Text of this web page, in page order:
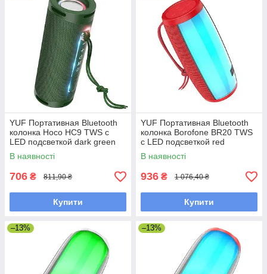
YUF Портативная Bluetooth
колонка Hoco HC9 TWS с
LED подсветкой dark green
В наявності
706 ₴ 811,90 ₴
Купити
YUF Портативная Bluetooth
колонка Borofone BR20 TWS
с LED подсветкой red
В наявності
936 ₴ 1 076,40 ₴
Купити
–13% –13%